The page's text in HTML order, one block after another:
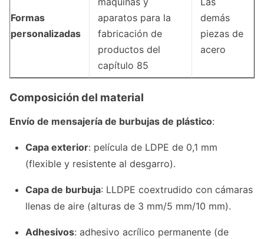
Formas
personalizadas
aparatos para la
fabricación de
productos del
capítulo 85
demás
piezas de
acero
Composición del material
Envío de mensajería de burbujas de plástico:
Capa exterior: película de LDPE de 0,1 mm
(flexible y resistente al desgarro).
Capa de burbuja: LLDPE coextrudido con cámaras
llenas de aire (alturas de 3 mm/5 mm/10 mm).
Adhesivos: adhesivo acrílico permanente (de